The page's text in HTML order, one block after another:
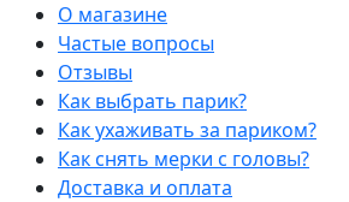
О магазине
Частые вопросы
Отзывы
Как выбрать парик?
Как ухаживать за париком?
Как снять мерки с головы?
Доставка и оплата